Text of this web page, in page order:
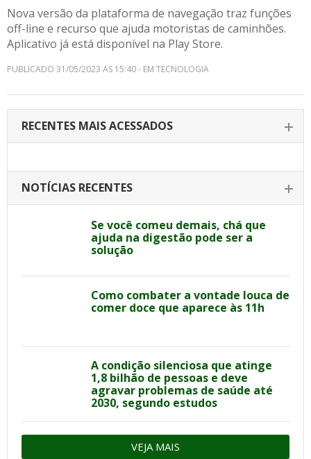
Nova versão da plataforma de navegação traz funções
off-line e recurso que ajuda motoristas de caminhões.
Aplicativo já está disponível na Play Store.
PUBLICADO 31/05/2023 AS 15:40 - EM TECNOLOGIA
RECENTES MAIS ACESSADOS
NOTÍCIAS RECENTES
Se você comeu demais, chá que
ajuda na digestão pode ser a
solução
Como combater a vontade louca de
comer doce que aparece às 11h
A condição silenciosa que atinge
1,8 bilhão de pessoas e deve
agravar problemas de saúde até
2030, segundo estudos
VEJA MAIS